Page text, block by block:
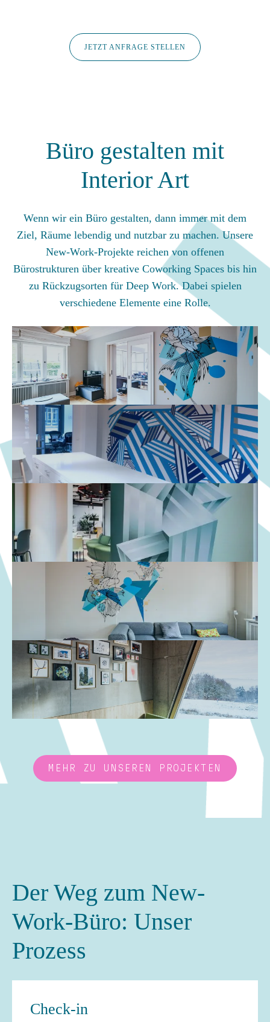
JETZT ANFRAGE STELLEN
Büro gestalten mit
Interior Art
Wenn wir ein Büro gestalten, dann immer mit dem
Ziel, Räume lebendig und nutzbar zu machen. Unsere
New-Work-Projekte reichen von offenen
Bürostrukturen über kreative Coworking Spaces bis hin
zu Rückzugsorten für Deep Work. Dabei spielen
verschiedene Elemente eine Rolle.
MEHR ZU UNSEREN PROJEKTEN
Der Weg zum New-
Work-Büro: Unser
Prozess
Check-in